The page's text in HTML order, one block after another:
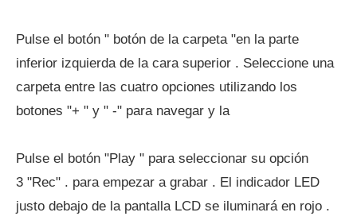
Pulse el botón " botón de la carpeta "en la parte
inferior izquierda de la cara superior . Seleccione una
carpeta entre las cuatro opciones utilizando los
botones "+ " y " -" para navegar y la
Pulse el botón "Play " para seleccionar su opción
3 "Rec" . para empezar a grabar . El indicador LED
justo debajo de la pantalla LCD se iluminará en rojo .